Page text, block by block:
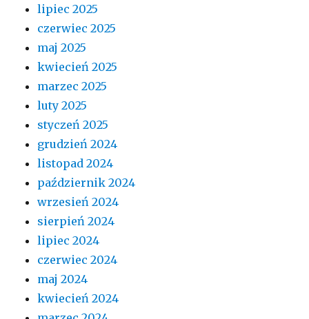
lipiec 2025
czerwiec 2025
maj 2025
kwiecień 2025
marzec 2025
luty 2025
styczeń 2025
grudzień 2024
listopad 2024
październik 2024
wrzesień 2024
sierpień 2024
lipiec 2024
czerwiec 2024
maj 2024
kwiecień 2024